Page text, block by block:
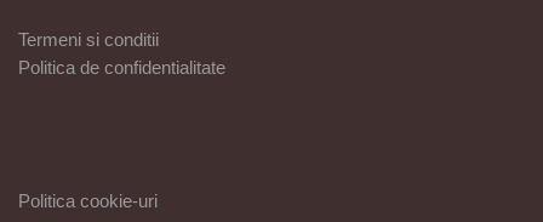
Termeni si conditii
Politica de confidentialitate
Politica cookie-uri